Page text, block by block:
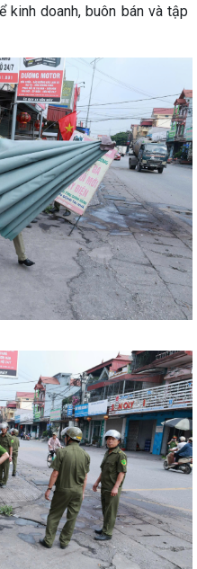
kinh doanh, buôn bán và tập